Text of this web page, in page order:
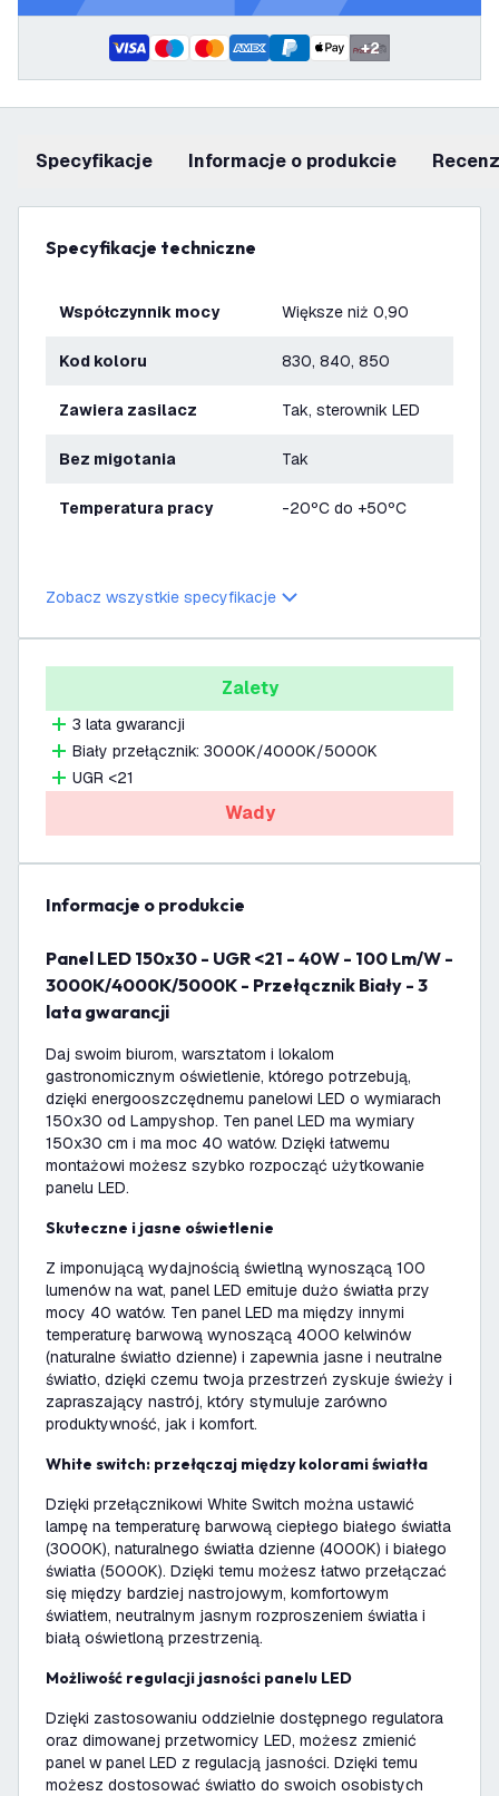
+2
Specyfikacje informacje o produkcie
Specyfikacje techniczne
Współczynnik mocy Większe niż 0,90
Kod koloru 830, 840, 850
Zawiera zasilacz Tak, sterownik LED
bez migotania Tak
Temperatura pracy -20ºC do +50ºC
Zobacz wszystkie specyfikacje
Zalety
3 lata gwarancji
Biały przełącznik: 3000K/4000K/5000K
UGR <21
Wady
informacje o produkcie
Panel LED 150x30 - UGR <21 - 40W - 100 Lm/W -
3000K/4000K/5000K - Przełącznik Biały - 3
lata gwarancji
Daj swoim biurom, warsztatom i lokalom
gastronomicznym oświetlenie, którego potrzebują,
dzięki energooszczędnemu panelowi LED o wymiarach
150x30 od Lampyshop. Ten panel LED ma wymiary
150x30 cm i ma moc 40 watów. Dzięki łatwemu
montażowi możesz szybko rozpocząć użytkowanie
panelu LED.
Skuteczne i jasne oświetlenie
Z imponującą wydajnością świetlną wynoszącą 100
lumenów na wat, panel LED emituje dużo światła przy
mocy 40 watów. Ten panel LED ma między innymi
temperaturę barwową wynoszącą 4000 kelwinów
(naturalne światło dzienne) i zapewnia jasne i neutralne
światło, dzięki czemu twoja przestrzeń zyskuje świeży i
zapraszający nastrój, który stymuluje zarówno
produktywność, jak i komfort.
White switch: przełączaj między kolorami światła
Dzięki przełącznikowi White Switch można ustawić
lampę na temperaturę barwową ciepłego białego światła
(3000K), naturalnego światła dzienne (4000K) i białego
światła (5000K). Dzięki temu możesz łatwo przełączać
się między bardziej nastrojowym, komfortowym
światłem, neutralnym jasnym rozproszeniem światła i
białą oświetloną przestrzenią.
Możliwość regulacji jasności panelu LED
Dzięki zastosowaniu oddzielnie dostępnego regulatora
oraz dimowanej przetwornicy LED, możesz zmienić
panel w panel LED z regulacją jasności. Dzięki temu
możesz dostosować światło do swoich osobistych